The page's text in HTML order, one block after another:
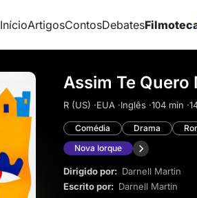
InícioArtigosContosDebates
Assim Te Quero
R (US) ·EUA ·Inglês ·104 min ·
Comédia Drama
Nova Iorque
Dirigido por: Darnell Martin
Escrito por: Darnell Martin